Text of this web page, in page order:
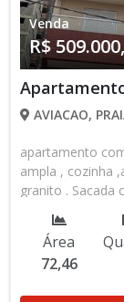
Venda
R$
AVIACAO,
apartamento
ampla , cozinha
granito . Sacada
Acabamento
Apto amplo e
localizacao .
pagamento
Área
72,46